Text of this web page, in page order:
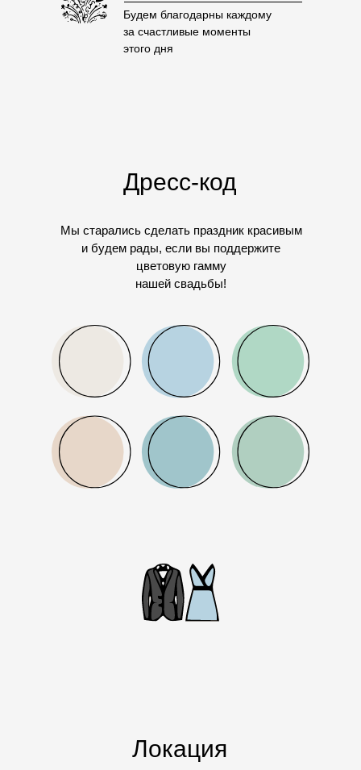
Дресс-код
Мы старались сделать праздник красивым
и будем рады, если вы поддержите
цветовую гамму
нашей свадьбы!
Будем благодарны каждому
за счастливые моменты
этого дня
Локация